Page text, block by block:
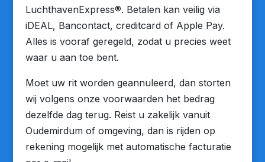
LuchthavenExpress®. Betalen kan veilig via
iDEAL, Bancontact, creditcard of Apple Pay.
Alles is vooraf geregeld, zodat u precies weet
waar u aan toe bent.
Moet uw rit worden geannuleerd, dan storten
wij volgens onze voorwaarden het bedrag
dezelfde dag terug. Reist u zakelijk vanuit
Oudemirdum of omgeving, dan is rijden op
rekening mogelijk met automatische facturatie